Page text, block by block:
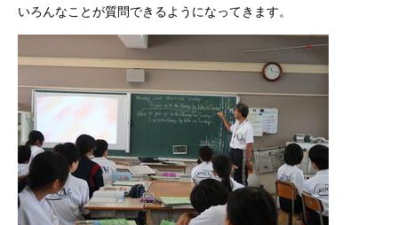
いろんなことが質問できるようになってきます。